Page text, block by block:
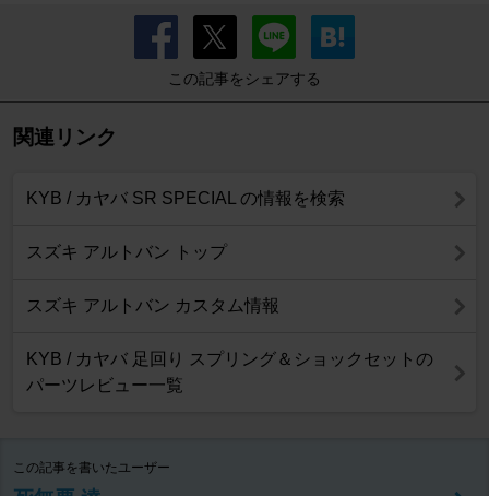
この記事をシェアする
関連リンク
KYB / カヤバ SR SPECIAL の情報を検索
スズキ アルトバン トップ
スズキ アルトバン カスタム情報
KYB / カヤバ 足回り スプリング＆ショックセットの
パーツレビュー一覧
この記事を書いたユーザー